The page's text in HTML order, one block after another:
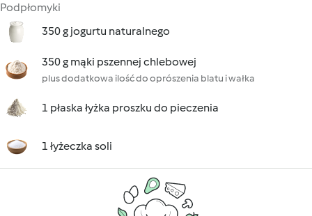
Podpłomyki
350 g jogurtu naturalnego
350 g mąki pszennej chlebowej
plus dodatkowa ilość do oprószenia blatu i wałka
1 płaska łyżka proszku do pieczenia
1 łyżeczka soli